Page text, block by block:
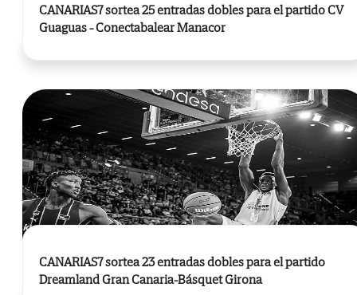
CANARIAS7 sortea 25 entradas dobles para el partido CV
Guaguas - Conectabalear Manacor
CANARIAS7 sortea 23 entradas dobles para el partido
Dreamland Gran Canaria-Básquet Girona